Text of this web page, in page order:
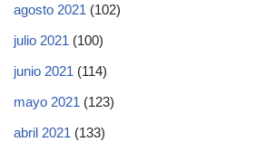
agosto 2021 (102)
julio 2021 (100)
junio 2021 (114)
mayo 2021 (123)
abril 2021 (133)